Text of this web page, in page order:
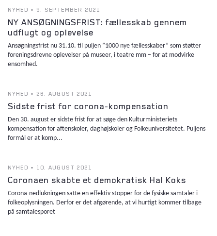
NYHED • 9. SEPTEMBER 2021
NY ANSØGNINGSFRIST: fællesskab gennem
udflugt og oplevelse
Ansøgningsfrist nu 31.10. til puljen ”1000 nye fællesskaber” som støtter
foreningsdrevne oplevelser på museer, i teatre mm – for at modvirke
ensomhed.
NYHED • 26. AUGUST 2021
Sidste frist for corona-kompensation
Den 30. august er sidste frist for at søge den Kulturministeriets
kompensation for aftenskoler, daghøjskoler og Folkeuniversitetet. Puljens
formål er at komp...
NYHED • 10. AUGUST 2021
Coronaen skabte et demokratisk Hal Koks
Corona-nedlukningen satte en effektiv stopper for de fysiske samtaler i
folkeoplysningen. Derfor er det afgørende, at vi hurtigt kommer tilbage
på samtalesporet